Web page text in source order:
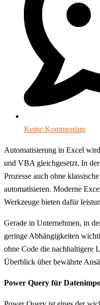
Keine Kommentare
Automatisierung in Excel
und VBA gleichgesetzt. In
Prozesse auch ohne
automatisieren. Moderne
Werkzeuge bieten dafür
Gerade in Unternehmen, in
geringe Abhängigkeiten
ohne Code die nachhaltigere
Überblick über bewährte
Power Query für